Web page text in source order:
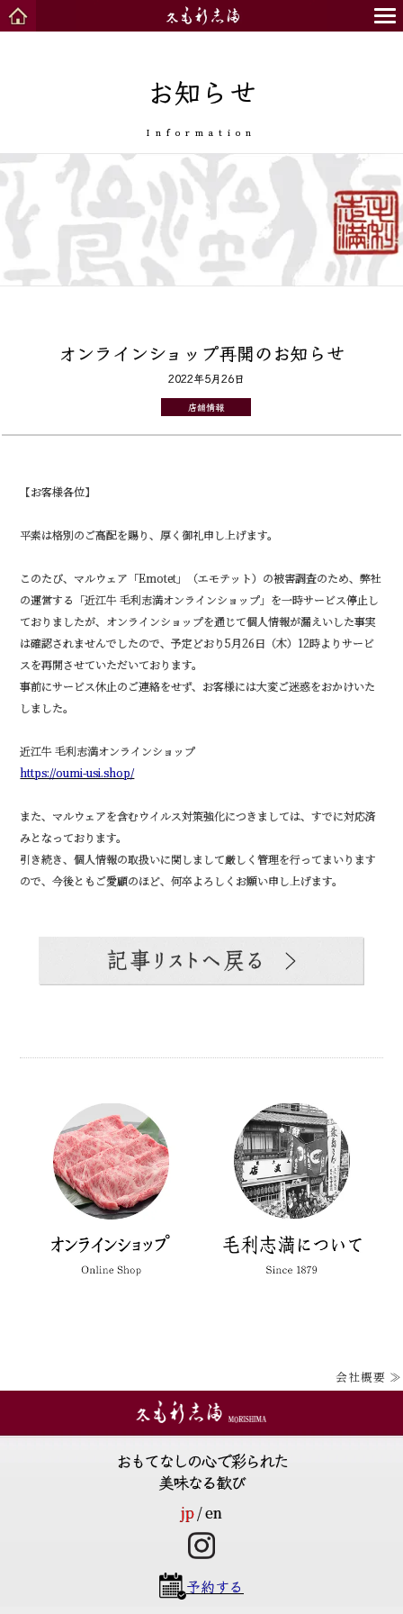
お知らせ
Information
オンラインショップ再開のお知らせ
2022年5月26日
店舗情報
【お客様各位】
平素は格別のご高配を賜り、厚く御礼申し上げます。
このたび、マルウェア「Emotet」（エモテット）の被害調査のため、弊社
の運営する「近江牛 毛利志満オンラインショップ」を一時サービス停止し
ておりましたが、オンラインショップを通じて個人情報が漏えいした事実
は確認されませんでしたので、予定どおり5月26日（木）12時よりサービ
スを再開させていただいております。
事前にサービス休止のご連絡をせず、お客様には大変ご迷惑をおかけいた
しました。
近江牛 毛利志満オンラインショップ
https://oumi-usi.shop/
また、マルウェアを含むウイルス対策強化につきましては、すでに対応済
みとなっております。
引き続き、個人情報の取扱いに関しまして厳しく管理を行ってまいります
ので、今後ともご愛顧のほど、何卒よろしくお願い申し上げます。
会社概要 ≫
おもてなしの心で彩られた
美味なる歓び
jp en
予約する